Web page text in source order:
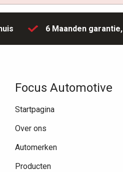
6 Maanden garantie,
Focus Automotive
Startpagina
Over ons
Automerken
Producten